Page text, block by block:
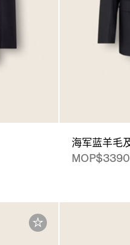
海军蓝羊毛